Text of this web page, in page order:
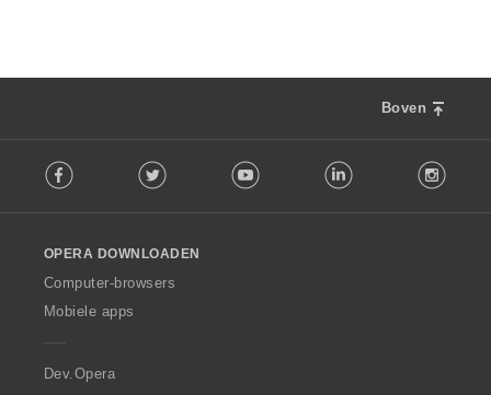
Boven
o
w
O
p
a
Facebook Twitter Youtube LinkedIn
OPERA DOWNLOADEN
Computer-browsers
Mobiele apps
Dev.Opera